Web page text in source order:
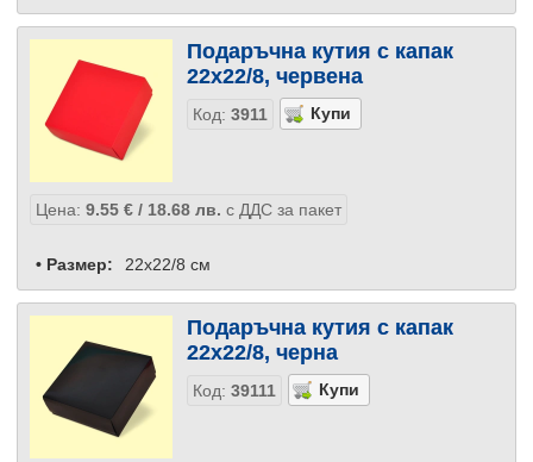
Подаръчна кутия с капак
22x22/8, червена
Код: 3911
Цена: 9.55 €/ 18.68 лв. с ДДС за пакет
• Размер: 22x22/8 см
Подаръчна кутия с капак
22x22/8, черна
Код: 39111